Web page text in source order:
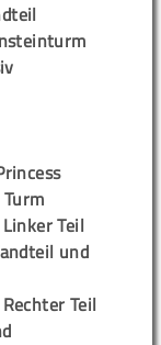
Teil
und
Teil